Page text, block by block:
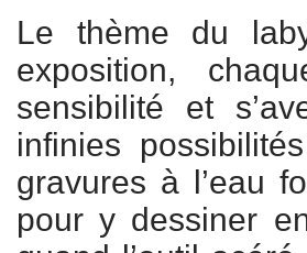
Le thème du
exposition,
sensibilité et
infinies
gravures à l’eau
pour y dessiner